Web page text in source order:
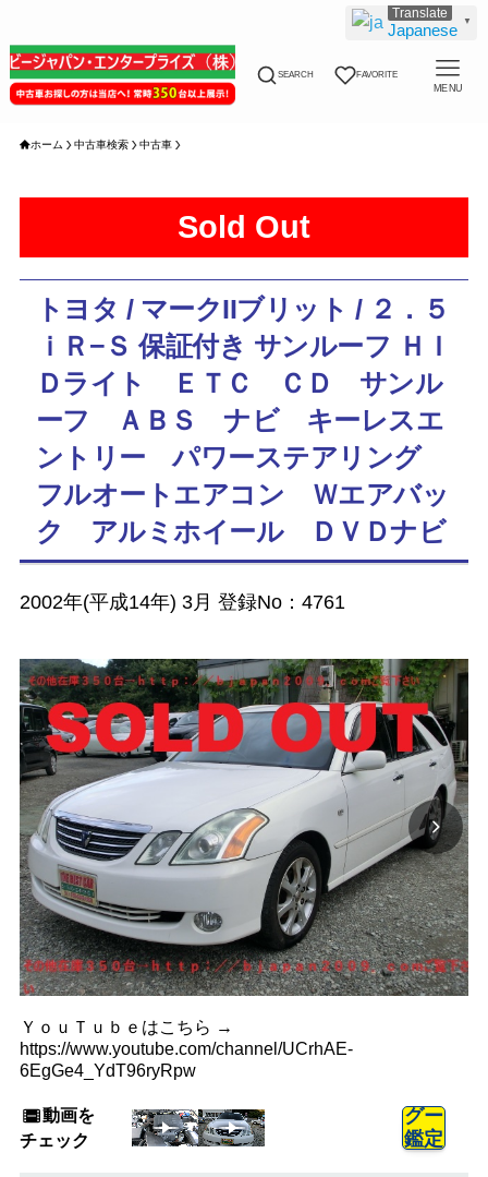
SEARCH FAVORITE
MENU
ホーム 中古車検索 中古車
Sold Out
トヨタ / マークIIブリット / ２．５
ｉＲ−Ｓ 保証付き サンルーフ ＨＩ
Ｄライト ＥＴＣ ＣＤ サンル
ーフ ＡＢＳ ナビ キーレスエ
ントリー パワーステアリング
フルオートエアコン Ｗエアバッ
ク アルミホイール ＤＶＤナビ
2002年(平成14年) 3月 登録No：4761
ＹｏｕＴｕｂｅはこちら →
https://www.youtube.com/channel/UCrhAE-
6EgGe4_YdT96ryRpw
動画を
チェック
グー
鑑定
Japanese ▼